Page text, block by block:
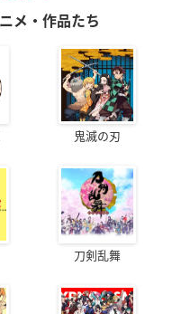
メ・作品たち
鬼滅の刃
刀剣乱舞